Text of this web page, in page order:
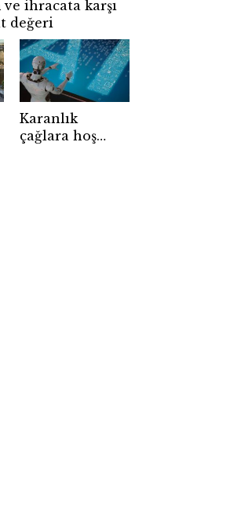
ihracata karşı
değeri
Karanlık
çağlara hoş